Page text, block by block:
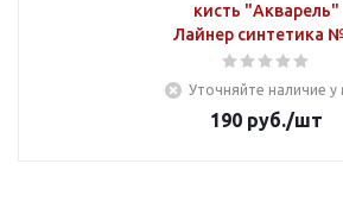
кисть "Акварель"
Лайнер синтетика
Уточняйте наличие
190 руб./шт